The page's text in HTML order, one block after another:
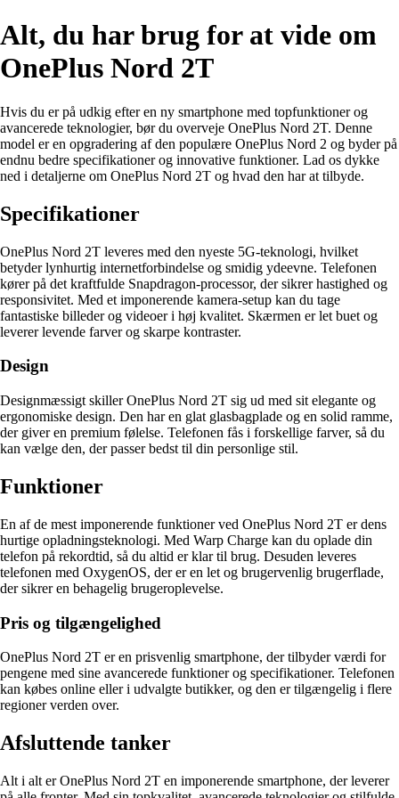
Alt, du har brug for at vide om
OnePlus Nord 2T
Hvis du er på udkig efter en ny smartphone med topfunktioner og
avancerede teknologier, bør du overveje OnePlus Nord 2T. Denne
model er en opgradering af den populære OnePlus Nord 2 og byder på
endnu bedre specifikationer og innovative funktioner. Lad os dykke
ned i detaljerne om OnePlus Nord 2T og hvad den har at tilbyde.
Specifikationer
OnePlus Nord 2T leveres med den nyeste 5G-teknologi, hvilket
betyder lynhurtig internetforbindelse og smidig ydeevne. Telefonen
kører på det kraftfulde Snapdragon-processor, der sikrer hastighed og
responsivitet. Med et imponerende kamera-setup kan du tage
fantastiske billeder og videoer i høj kvalitet. Skærmen er let buet og
leverer levende farver og skarpe kontraster.
Design
Designmæssigt skiller OnePlus Nord 2T sig ud med sit elegante og
ergonomiske design. Den har en glat glasbagplade og en solid ramme,
der giver en premium følelse. Telefonen fås i forskellige farver, så du
kan vælge den, der passer bedst til din personlige stil.
Funktioner
En af de mest imponerende funktioner ved OnePlus Nord 2T er dens
hurtige opladningsteknologi. Med Warp Charge kan du oplade din
telefon på rekordtid, så du altid er klar til brug. Desuden leveres
telefonen med OxygenOS, der er en let og brugervenlig brugerflade,
der sikrer en behagelig brugeroplevelse.
Pris og tilgængelighed
OnePlus Nord 2T er en prisvenlig smartphone, der tilbyder værdi for
pengene med sine avancerede funktioner og specifikationer. Telefonen
kan købes online eller i udvalgte butikker, og den er tilgængelig i flere
regioner verden over.
Afsluttende tanker
Alt i alt er OnePlus Nord 2T en imponerende smartphone, der leverer